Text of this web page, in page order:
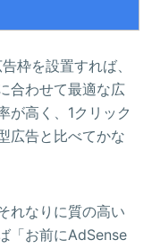
枠を設置すれば、
合わせて最適な広
が高く、1クリック
広告と比べてかな
れなりに質の高い
「お前にAdSense